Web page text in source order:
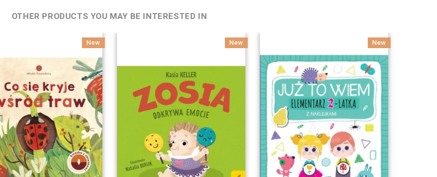
OTHER PRODUCTS YOU MAY BE INTERESTED IN
New New New